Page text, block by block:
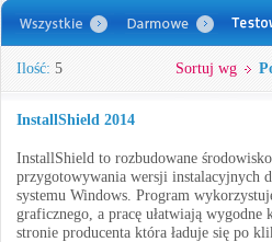
Ilość: 5 Sortuj wg
InstallShield 2014
InstallShield to rozbudowane środowisko
przygotowywania wersji instalacyjnych
systemu Windows. Program
graficznego, a pracę ułatwiają
stronie producenta która ładuje się po